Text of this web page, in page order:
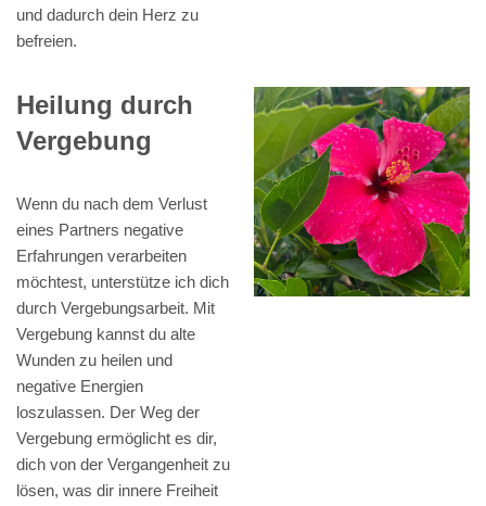
und dadurch dein Herz zu
befreien.
Heilung durch
Vergebung
Wenn du nach dem Verlust
eines Partners negative
Erfahrungen verarbeiten
möchtest, unterstütze ich dich
durch Vergebungsarbeit. Mit
Vergebung kannst du alte
Wunden zu heilen und
negative Energien
loszulassen. Der Weg der
Vergebung ermöglicht es dir,
dich von der Vergangenheit zu
lösen, was dir innere Freiheit